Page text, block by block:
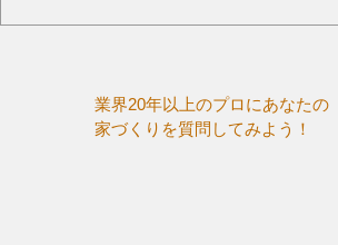
業界20年以上のプロにあなたの
家づくりを質問してみよう！